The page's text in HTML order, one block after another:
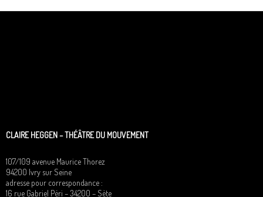
CLAIRE HEGGEN – THÉÂTRE DU MOUVEMENT
107/109 avenue Maurice Thorez
94200 Ivry sur Seine
adresse pour correspondance :
16 rue Gabriel Péri – 34200 – Sète